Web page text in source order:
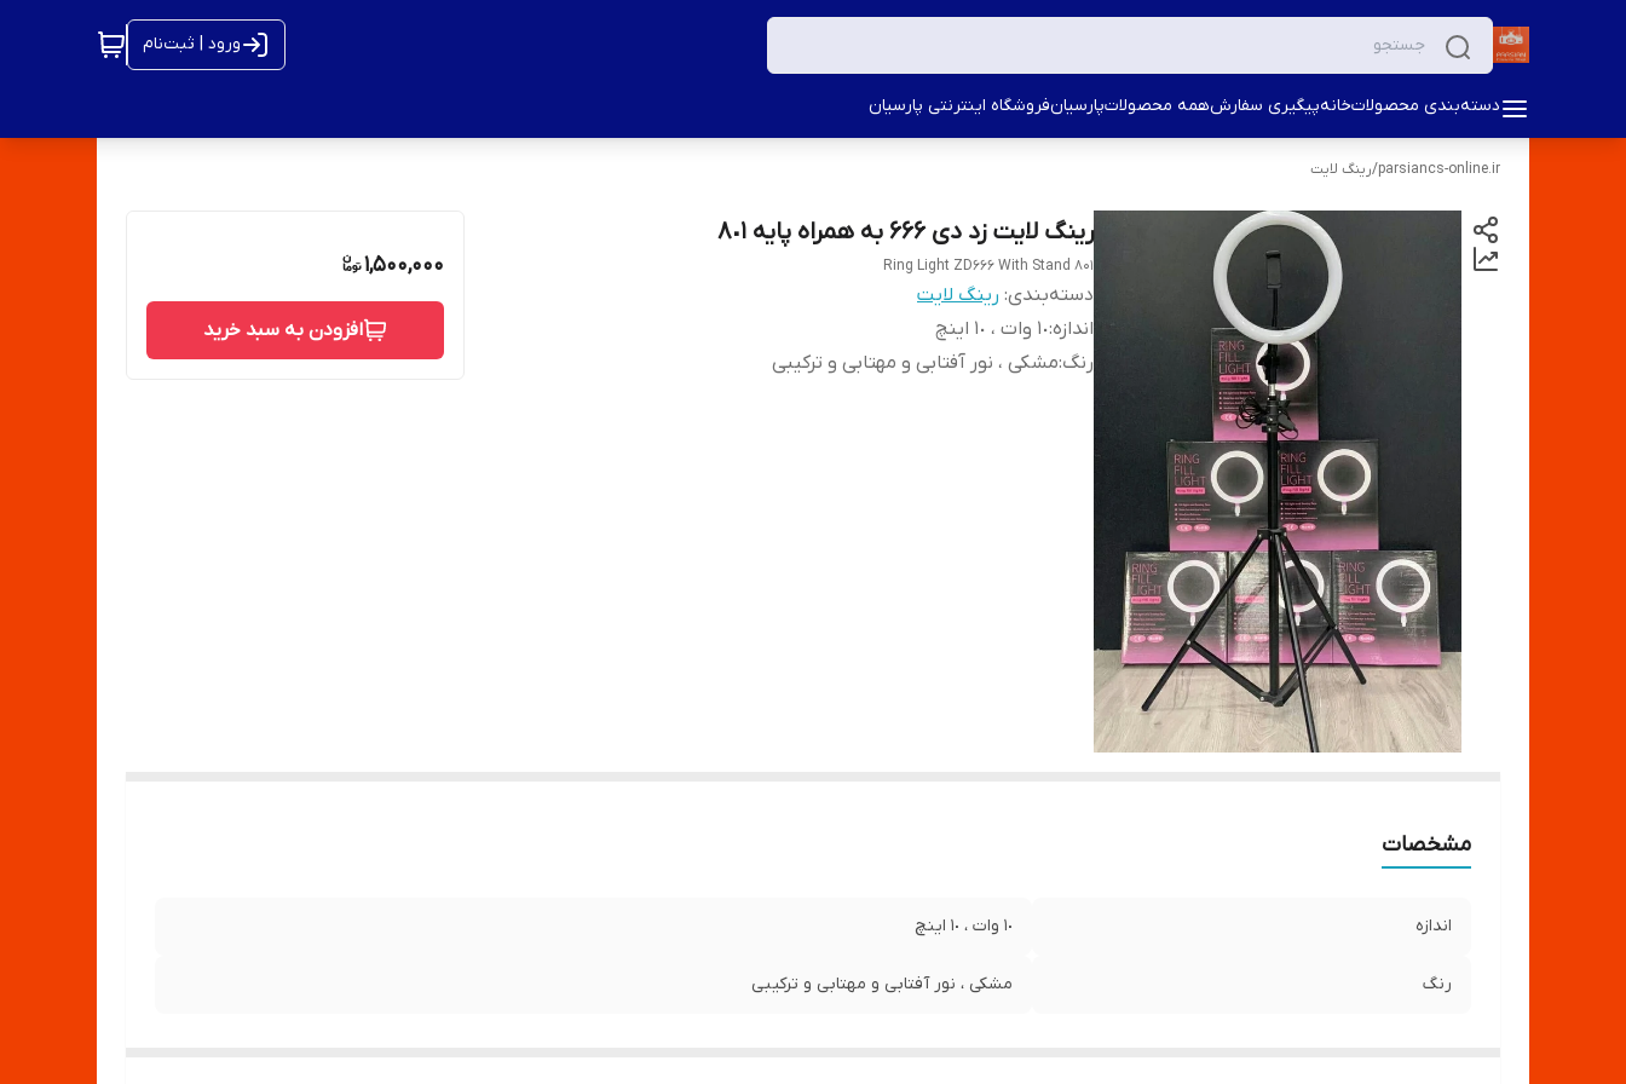
ورود | ثبت‌نام
دسته‌بندی محصولاتخانهپیگیری سفارشهمه محصولاتپارسیانفروشگاه اینترنتی پارسیان
parsiancs-online.ir
/رینگ لایت
رینگ لایت زد دی ۶۶۶ به همراه پایه ٨٠١
Ring Light ZD666 With Stand 801
دسته‌بندی: رینگ لایت
اندازه:1٠ وات ، ١٠ اینچ
رنگ:مشکی ، نور آفتابی و مهتابی و ترکیبی
1,500,000
افزودن به سبد خرید
مشخصات
اندازه 1٠ وات ، ١٠ اینچ
رنگ مشکی ، نور آفتابی و مهتابی و ترکیبی